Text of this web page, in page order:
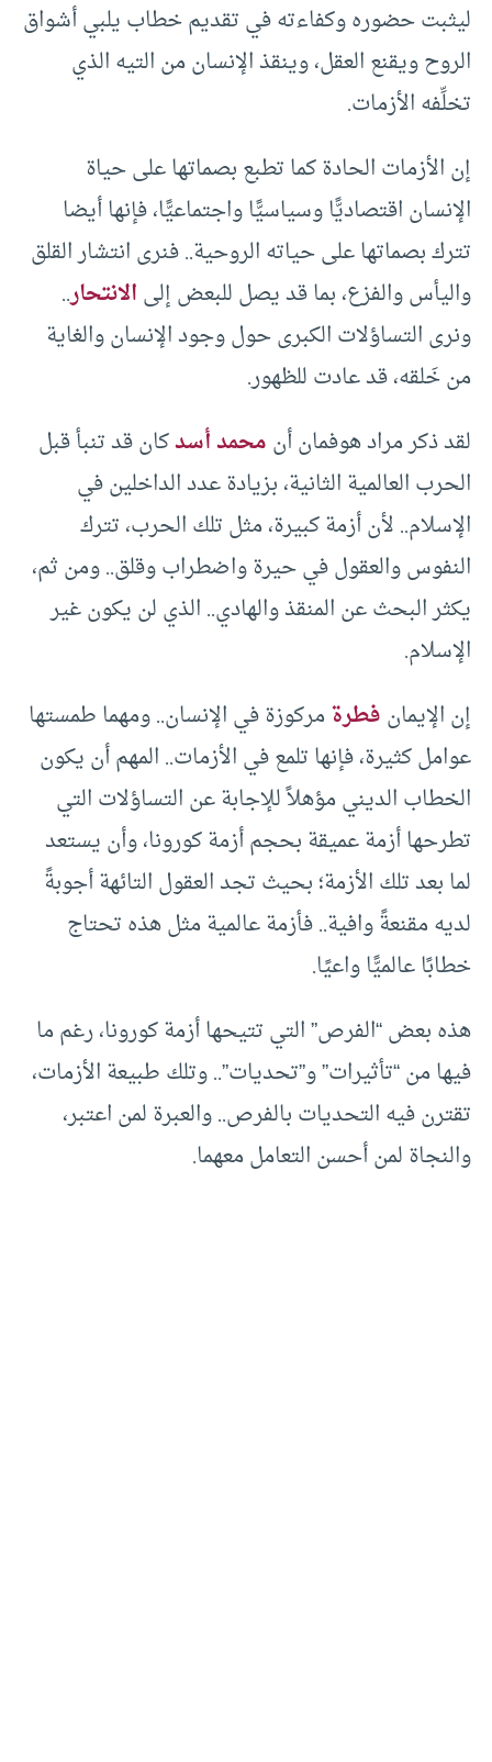
ليثبت حضوره وكفاءته في تقديم خطاب يلبي أشواق
الروح ويقنع العقل، وينقذ الإنسان من التيه الذي
تخلِّفه الأزمات.
إن الأزمات الحادة كما تطبع بصماتها على حياة
الإنسان اقتصاديًّا وسياسيًّا واجتماعيًّا، فإنها أيضا
تترك بصماتها على حياته الروحية.. فنرى انتشار القلق
واليأس والفزع، بما قد يصل للبعض إلىالانتحار..
ونرى التساؤلات الكبرى حول وجود الإنسان والغاية
من خَلقه، قد عادت للظهور.
لقد ذكر مراد هوفمان أنمحمد أسدكان قد تنبأ قبل
الحرب العالمية الثانية، بزيادة عدد الداخلين في
الإسلام.. لأن أزمة كبيرة، مثل تلك الحرب، تترك
النفوس والعقول في حيرة واضطراب وقلق.. ومن ثم،
يكثر البحث عن المنقذ والهادي.. الذي لن يكون غير
الإسلام.
إن الإيمانفطرةمركوزة في الإنسان.. ومهما طمستها
عوامل كثيرة، فإنها تلمع في الأزمات.. المهم أن يكون
الخطاب الديني مؤهلاً للإجابة عن التساؤلات التي
تطرحها أزمة عميقة بحجم أزمة كورونا، وأن يستعد
لما بعد تلك الأزمة؛ بحيث تجد العقول التائهة أجوبةً
لديه مقنعةً وافية.. فأزمة عالمية مثل هذه تحتاج
خطابًا عالميًّا واعيًا.
هذه بعض “الفرص” التي تتيحها أزمة كورونا، رغم ما
فيها من “تأثيرات” و”تحديات”.. وتلك طبيعة الأزمات،
تقترن فيه التحديات بالفرص.. والعبرة لمن اعتبر،
والنجاة لمن أحسن التعامل معهما.